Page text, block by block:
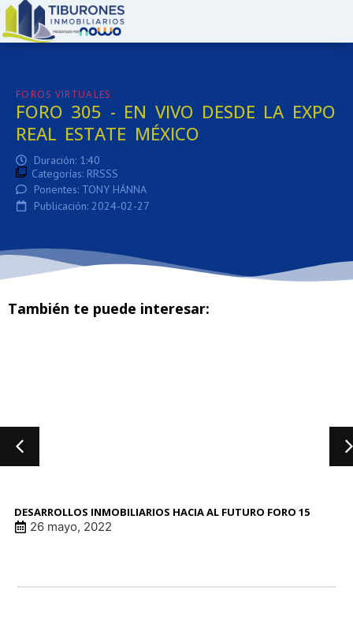
FOROS VIRTUALES:
FORO 305 - EN VIVO DESDE LA EXPO
REAL ESTATE MÉXICO
Duración: 1:40
Categorías: RRSSS
Ponentes: TONY HÁNNA
Publicación: 2024-02-27
También te puede interesar:
DESARROLLOS INMOBILIARIOS HACIA AL FUTURO FORO 15
26 mayo, 2022